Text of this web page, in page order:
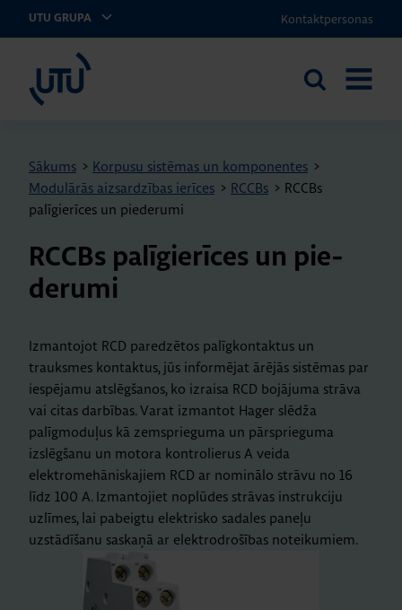
UTU GRUPA Kontaktpersonas
Meklēt
Sākums > Korpusu sistēmas un komponentes >
Modulārās aizsardzības ierīces > RCCBs > RCCBs
palīgierīces un piederumi
RCCBs pa­lī­gie­rī­ces un pie­
de­rumi
Izmantojot RCD paredzētos palīgkontaktus un
trauksmes kontaktus, jūs informējat ārējās sistēmas par
iespējamu atslēgšanos, ko izraisa RCD bojājuma strāva
vai citas darbības. Varat izmantot Hager slēdža
palīgmoduļus kā zemsprieguma un pārsprieguma
izslēgšanu un motora kontrolierus A veida
elektromehāniskajiem RCD ar nominālo strāvu no 16
līdz 100 A. Izmantojiet noplūdes strāvas instrukciju
uzlīmes, lai pabeigtu elektrisko sadales paneļu
uzstādīšanu saskaņā ar elektrodrošības noteikumiem.